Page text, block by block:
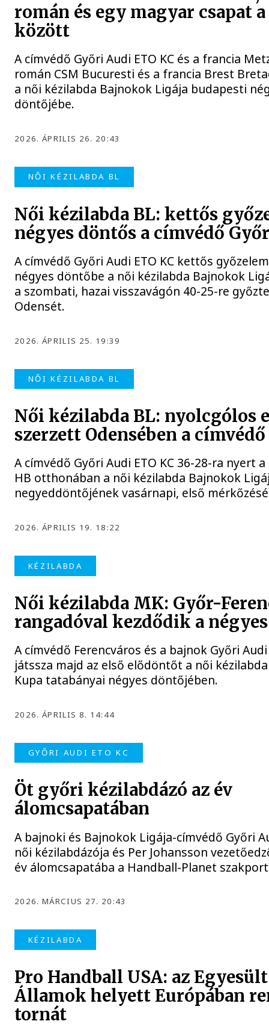
román és egy magyar csapat
között
A címvédő Győri Audi ETO KC és a francia
román CSM Bucuresti és a francia Brest
a női kézilabda Bajnokok Ligája budapesti
döntőjébe.
2026. ÁPRILIS 26. 20:43
NŐI KÉZILABDA BL
Női kézilabda BL: kettős
négyes döntős a címvédő
A címvédő Győri Audi ETO KC kettős
négyes döntőbe a női kézilabda Bajnokok
a szombati, hazai visszavágón 40-25-re
Odensét.
2026. ÁPRILIS 25. 19:39
NŐI KÉZILABDA BL
Női kézilabda BL: nyolcgólos
szerzett Odensében a
A címvédő Győri Audi ETO KC 36-28-ra nyert
HB otthonában a női kézilabda Bajnokok
negyeddöntőjének vasárnapi, első
2026. ÁPRILIS 19. 18:22
KÉZILABDA
Női kézilabda MK: Győr-
rangadóval kezdődik a
A címvédő Ferencváros és a bajnok Győri Audi
játssza majd az első elődöntőt a női
Kupa tatabányai négyes döntőjében.
2026. ÁPRILIS 8. 14:44
GYŐRI AUDI ETO KC
Öt győri kézilabdázó az év
álomcsapatában
A bajnoki és Bajnokok Ligája-címvédő Győri
női kézilabdázója és Per Johansson
év álomcsapatába a Handball-Planet
2026. MÁRCIUS 27. 20:43
KÉZILABDA
Pro Handball USA: az Egyesült
Államok helyett Európában
tornát